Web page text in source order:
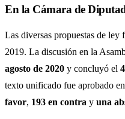
En la Cámara de
Las diversas propuestas de ley
2019. La discusión en la
agosto de 2020 y concluyó el
texto unificado fue aprobado
favor, 193 en contra y una